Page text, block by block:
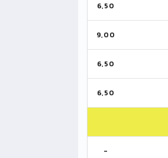
6,50
9,00
6,50
6,50
-